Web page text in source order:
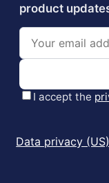
Data privacy (US)